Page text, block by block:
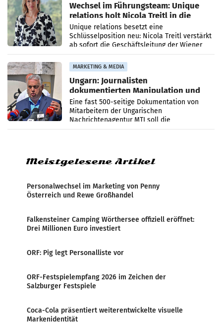
Wechsel im Führungsteam: Unique
relations holt Nicola Treitl in die
Geschäftsleitung
Unique relations besetzt eine
Schlüsselposition neu: Nicola Treitl verstärkt
ab sofort die Geschäftsleitung der Wiener
PR-Agentur an der Seite von Josef Kalina und
Anna Kalina-Mahr.
MARKETING & MEDIA
Ungarn: Journalisten
dokumentierten Manipulation und
Zensur
Eine fast 500-seitige Dokumentation von
Mitarbeitern der Ungarischen
Nachrichtenagentur MTI soll die
systematische Nachrichten-Manipulation und
Meistgelesene Artikel
Personalwechsel im Marketing von Penny
Österreich und Rewe Großhandel
Falkensteiner Camping Wörthersee offiziell eröffnet:
Drei Millionen Euro investiert
ORF: Pig legt Personalliste vor
ORF-Festspielempfang 2026 im Zeichen der
Salzburger Festspiele
Coca-Cola präsentiert weiterentwickelte visuelle
Markenidentität